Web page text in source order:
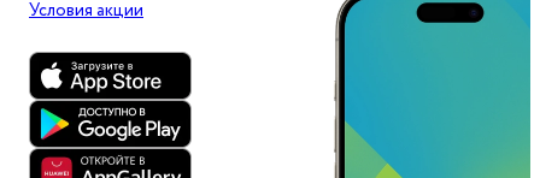
Условия акции